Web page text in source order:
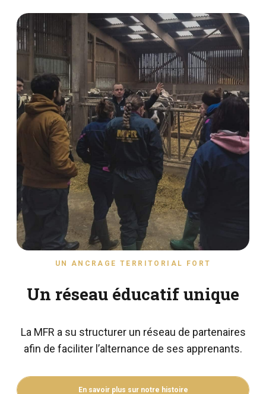
UN ANCRAGE TERRITORIAL FORT
Un réseau éducatif unique
La MFR a su structurer un réseau de partenaires
afin de faciliter l’alternance de ses apprenants.
En savoir plus sur notre histoire